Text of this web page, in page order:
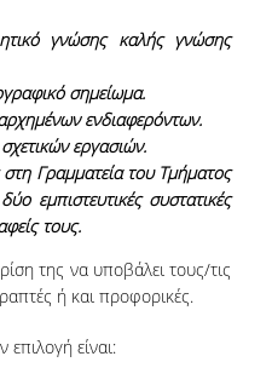
UNIT
γνώσης καλής γνώσης
σημείωμα.
ενδιαφερόντων.
εργασιών.
Γραμματεία του Τμήματος
εμπιστευτικές συστατικές
τους.
της να υποβάλει τους/τις
ή και προφορικές.
επιλογή είναι: